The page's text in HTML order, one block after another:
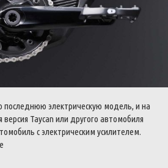
последнюю электрическую модель, и на
Taycan или другого автомобиля
с электрическим усилителем.